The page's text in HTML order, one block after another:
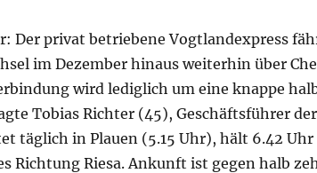
Der privat betriebene Vogtlandexpress
im Dezember hinaus weiterhin über
wird lediglich um eine knappe
Tobias Richter (45), Geschäftsführer
täglich in Plauen (5.15 Uhr), hält 6.42
Richtung Riesa. Ankunft ist gegen halb